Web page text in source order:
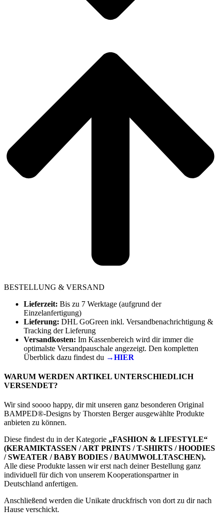
BESTELLUNG & VERSAND
Lieferzeit: Bis zu 7 Werktage (aufgrund der
Einzelanfertigung)
Lieferung: DHL GoGreen inkl. Versandbenachrichtigung &
Tracking der Lieferung
Versandkosten: Im Kassenbereich wird dir immer die
optimalste Versandpauschale angezeigt. Den kompletten
Überblick dazu findest du →HIER
WARUM WERDEN ARTIKEL UNTERSCHIEDLICH
VERSENDET?
Wir sind soooo happy, dir mit unseren ganz besonderen Original
BAMPED®-Designs by Thorsten Berger ausgewählte Produkte
anbieten zu können.
Diese findest du in der Kategorie „FASHION & LIFESTYLE“
(KERAMIKTASSEN / ART PRINTS / T-SHIRTS / HOODIES
/ SWEATER / BABY BODIES / BAUMWOLLTASCHEN).
Alle diese Produkte lassen wir erst nach deiner Bestellung ganz
individuell für dich von unserem Kooperationspartner in
Deutschland anfertigen.
Anschließend werden die Unikate druckfrisch von dort zu dir nach
Hause verschickt.